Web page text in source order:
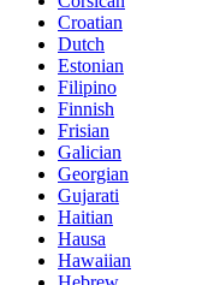
Croatian
Dutch
Estonian
Filipino
Finnish
Frisian
Galician
Georgian
Gujarati
Haitian
Hausa
Hawaiian